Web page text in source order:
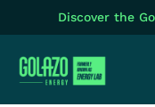
Discover the